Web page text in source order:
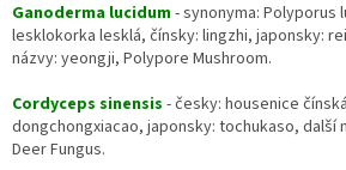
r
v
k
v
ý
Ganoderma lucidum- synonyma: Polyporus
lesklokorka lesklá, čínsky: lingzhi, japonsky:
názvy: yeongji, Polypore Mushroom.
Cordyceps sinensis - česky: housenice
dongchongxiacao, japonsky: tochukaso, další
Deer Fungus.